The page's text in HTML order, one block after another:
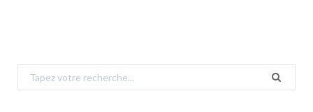
Search
for: